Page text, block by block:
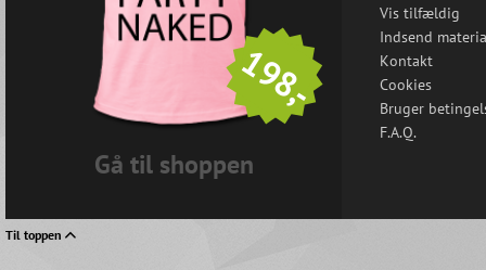
198,-
Gå til shoppen
Vis tilfældig
Indsend
Kontakt
Cookies
Bruger
F.A.Q.
Til toppen